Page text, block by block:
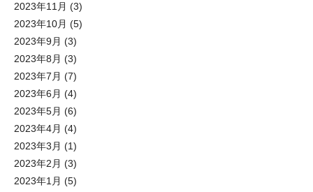
2023年11月 (3)
2023年10月 (5)
2023年9月 (3)
2023年8月 (3)
2023年7月 (7)
2023年6月 (4)
2023年5月 (6)
2023年4月 (4)
2023年3月 (1)
2023年2月 (3)
2023年1月 (5)